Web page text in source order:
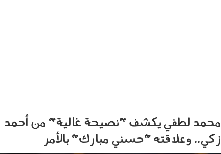
محمد لطفي يكشف "نصيحة غالية" من أحمد
زكي.. وعلاقته "حسني مبارك" بالأمر